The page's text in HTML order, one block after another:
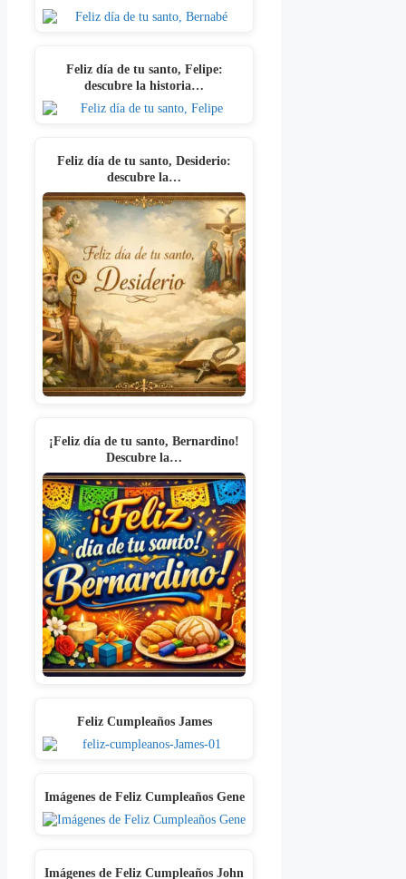
Feliz día de tu santo, Felipe:
descubre la historia…
Feliz día de tu santo, Desiderio:
descubre la…
¡Feliz día de tu santo, Bernardino!
Descubre la…
Feliz Cumpleaños James
Imágenes de Feliz Cumpleaños Gene
Imágenes de Feliz Cumpleaños John